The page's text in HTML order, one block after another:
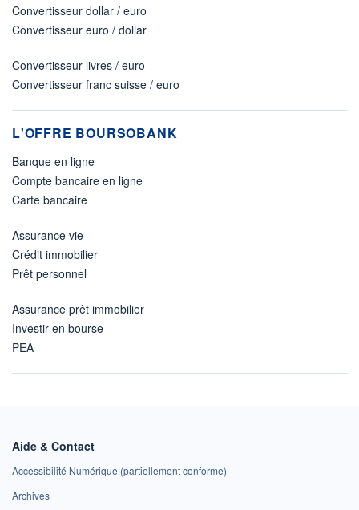
Convertisseur dollar / euro
Convertisseur euro / dollar
Convertisseur livres / euro
Convertisseur franc suisse / euro
L'OFFRE BOURSOBANK
Banque en ligne
Compte bancaire en ligne
Carte bancaire
Assurance vie
Crédit immobilier
Prêt personnel
Assurance prêt immobilier
Investir en bourse
PEA
Aide & Contact
Accessibilité Numérique (partiellement conforme)
Archives